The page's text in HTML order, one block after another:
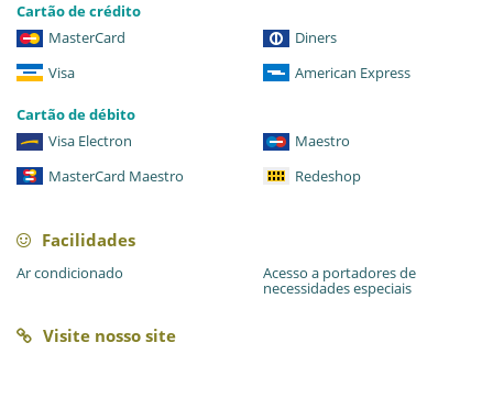
Cartão de crédito
MasterCard
Diners
Visa
American Express
Cartão de débito
Visa Electron
Maestro
MasterCard Maestro
Redeshop
Facilidades
Ar condicionado Acesso a portadores de
necessidades especiais
Visite nosso site